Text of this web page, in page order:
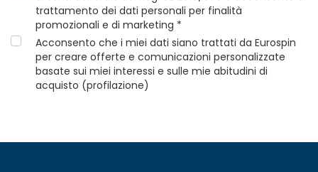
trattamento dei dati personali per finalità
promozionali e di marketing *
Acconsento che i miei dati siano trattati da Eurospin
per creare offerte e comunicazioni personalizzate
basate sui miei interessi e sulle mie abitudini di
acquisto (profilazione)